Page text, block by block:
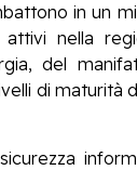
in un
nella
del
di maturità